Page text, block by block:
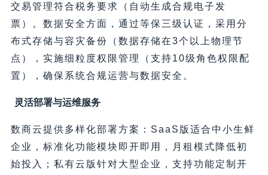
交易管理符合税务要求（自动生成合规电子发
票）。数据安全方面，通过等保三级认证，采用分
布式存储与容灾备份（数据存储在3个以上物理节
点），实施细粒度权限管理（支持10级角色权限配
置），确保系统合规运营与数据安全。
灵活部署与运维服务
数商云提供多样化部署方案：SaaS版适合中小生鲜
企业，标准化功能模块即开即用，月租模式降低初
始投入；私有云版针对大型企业，支持功能定制开